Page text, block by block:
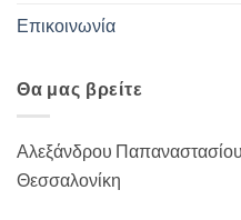
Επικοινωνία
Θα μας βρείτε
Αλεξάνδρου
Θεσσαλονίκη